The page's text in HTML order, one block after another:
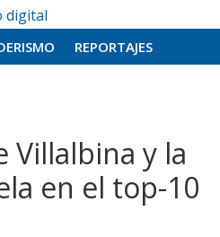
REPORTAJES
Villalbina y la
en el top-10